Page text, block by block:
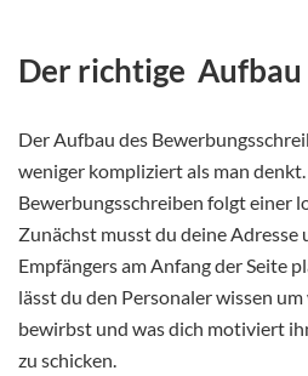
Der richtige Aufbau
Der Aufbau des
weniger kompliziert als man
Bewerbungsschreiben folgt einer
Zunächst musst du deine Adresse
Empfängers am Anfang der Seite
lässt du den Personaler wissen
bewirbst und was dich motiviert
zu schicken.